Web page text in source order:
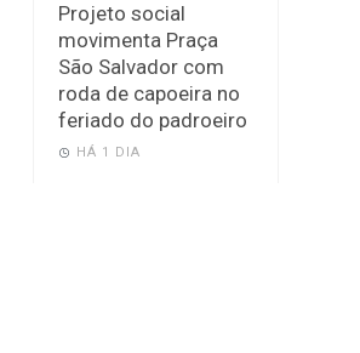
Projeto social
movimenta Praça
São Salvador com
roda de capoeira no
feriado do padroeiro
HÁ 1 DIA